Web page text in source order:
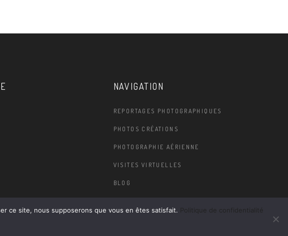
NAVIGATION
REPORTAGES PHOTOGRAPHIQUES
PHOTOS CRÉATIONS
PHOTOGRAPHIE AÉRIENNE
VISITES VIRTUELLES
BLOG
ce site, nous supposerons que vous en êtes satisfait.
Politique de confidentialité